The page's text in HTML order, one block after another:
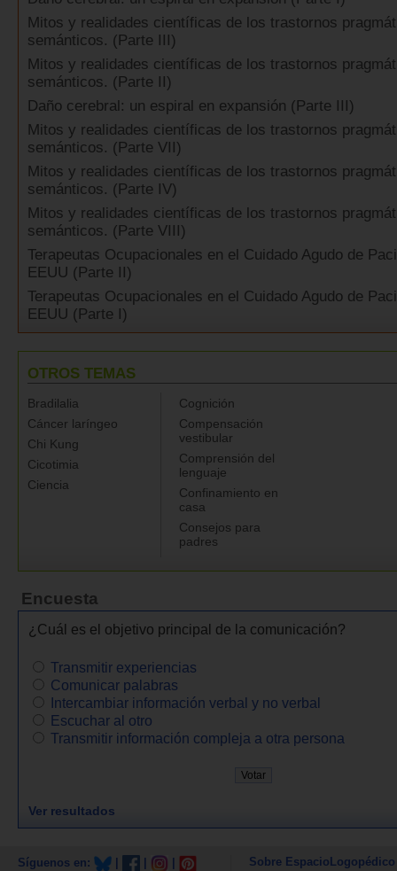
Mitos y realidades científicas de los trastornos
semánticos. (Parte III)
Mitos y realidades científicas de los trastornos
semánticos. (Parte II)
Daño cerebral: un espiral en expansión (Parte III)
Mitos y realidades científicas de los trastornos
semánticos. (Parte VII)
Mitos y realidades científicas de los trastornos
semánticos. (Parte IV)
Mitos y realidades científicas de los trastornos
semánticos. (Parte VIII)
Terapeutas Ocupacionales en el Cuidado Agudo de
EEUU (Parte II)
Terapeutas Ocupacionales en el Cuidado Agudo de
EEUU (Parte I)
OTROS TEMAS
Bradilalia
Cáncer laríngeo
Chi Kung
Cicotimia
Ciencia
Cognición
Compensación
vestibular
Comprensión del
lenguaje
Confinamiento en
casa
Consejos para
padres
Encuesta
¿Cuál es el objetivo principal de la comunicación?
Transmitir experiencias
Comunicar palabras
Intercambiar información verbal y no verbal
Escuchar al otro
Transmitir información compleja a otra persona
Ver resultados
Síguenos en: Sobre EspacioLogopédico